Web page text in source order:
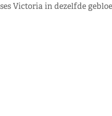
Victoria in dezelfde